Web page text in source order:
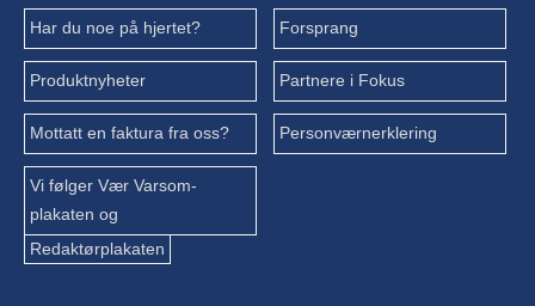
Har du noe på hjertet? Forsprang
Produktnyheter Partnere i Fokus
Mottatt en faktura fra oss? Personværnerklering
Vi følger Vær Varsom-
plakaten og
Redaktørplakaten